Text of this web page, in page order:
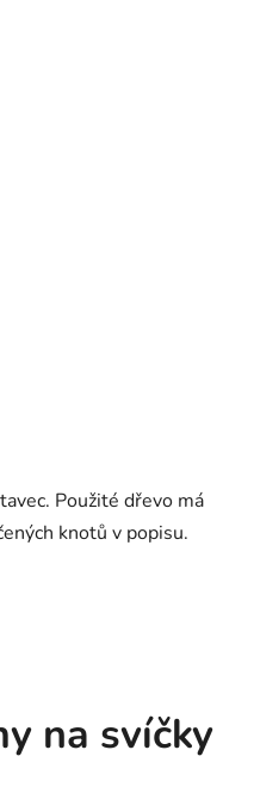
Použité dřevo má
knotů v popisu.
na svíčky